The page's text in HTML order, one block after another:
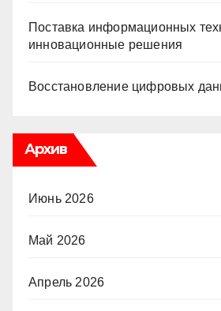
Поставка информационных
инновационные решения
Восстановление цифровых
Архив
Июнь 2026
Май 2026
Апрель 2026